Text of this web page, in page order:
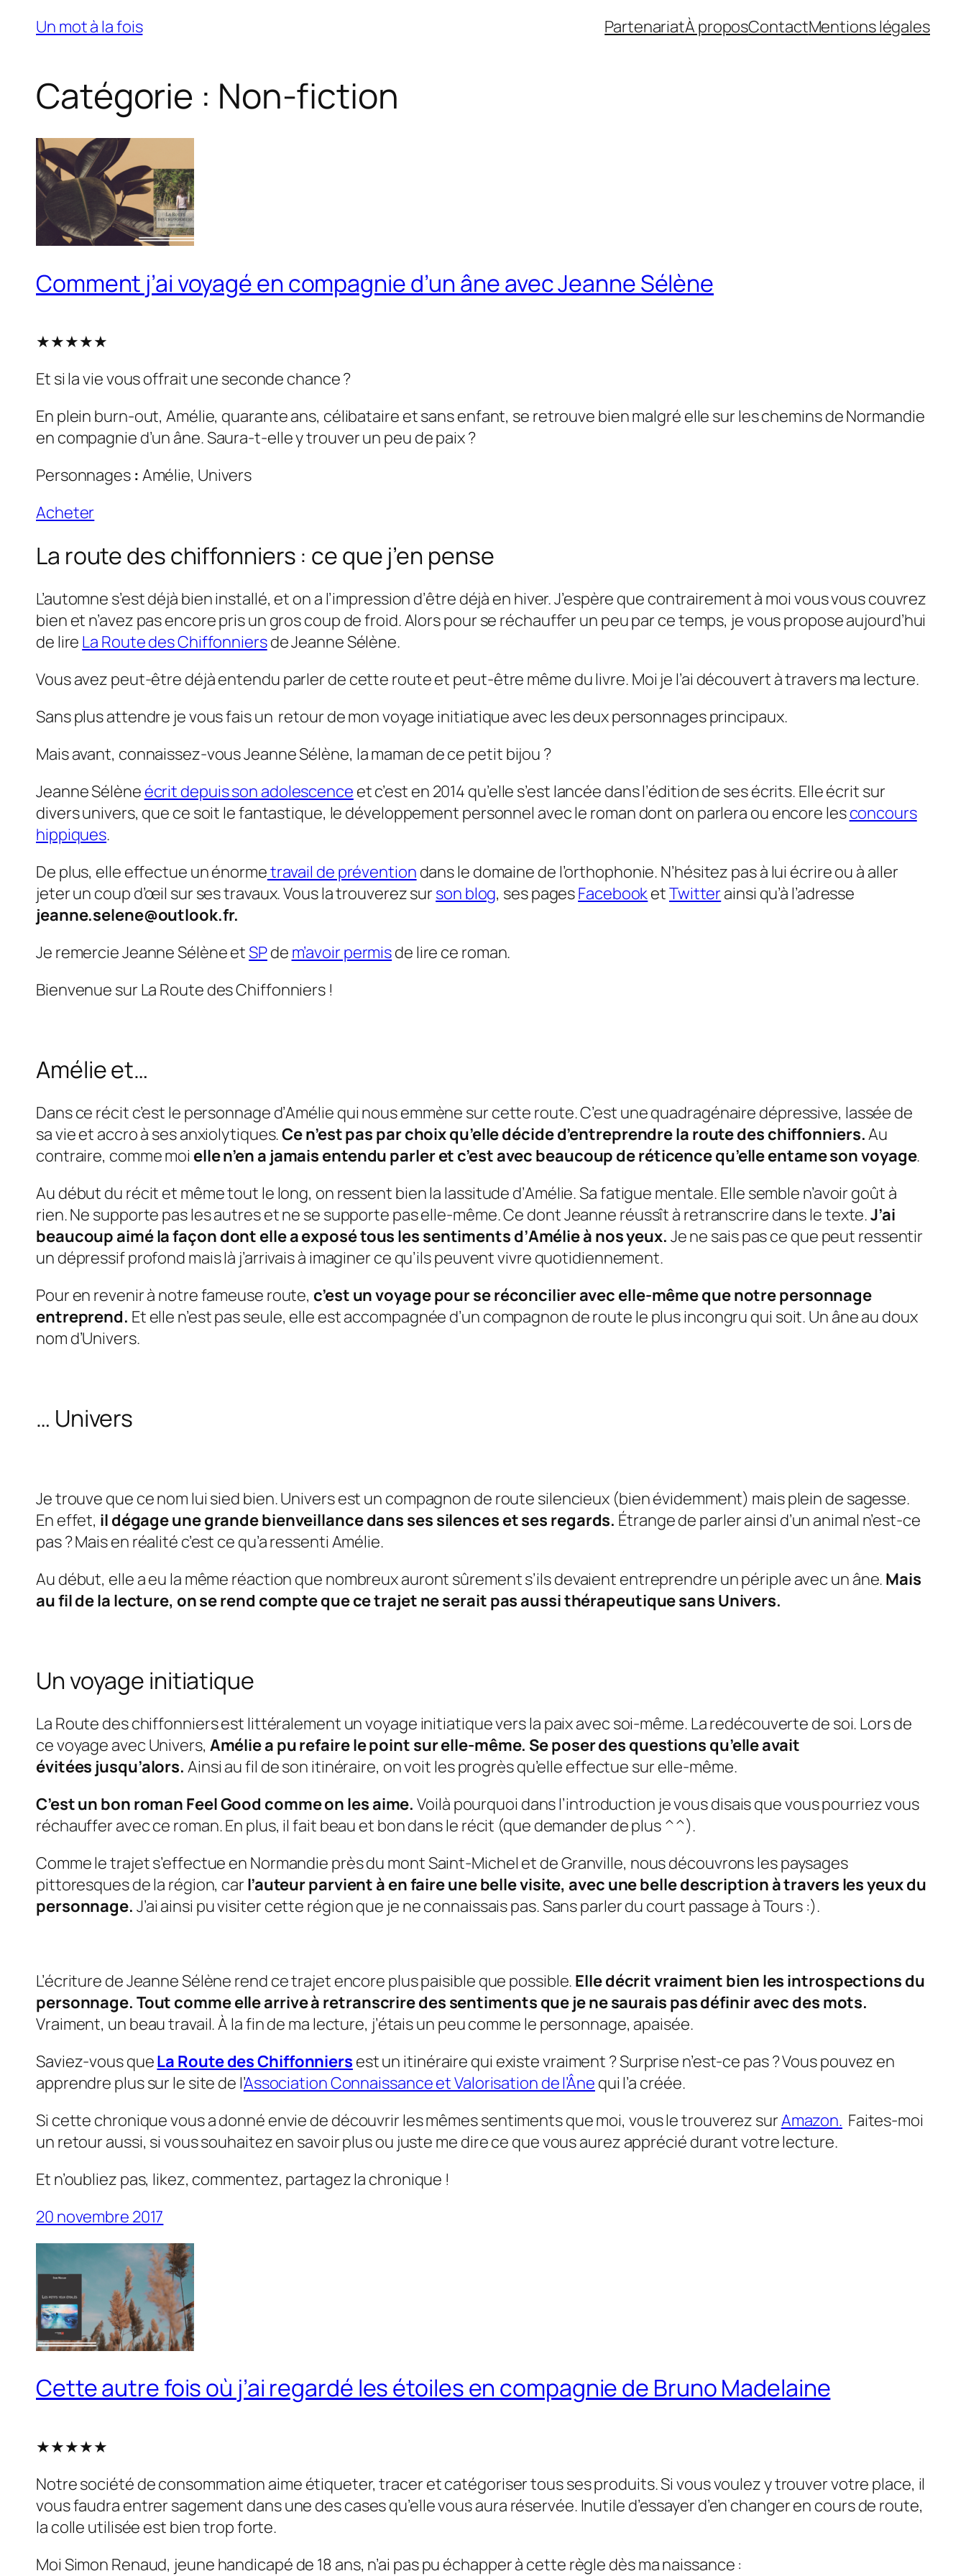
Un mot à la fois PartenariatÀ proposContactMentions légales
Catégorie : Non-fiction
Comment j’ai voyagé en compagnie d’un âne avec Jeanne Sélène
★★★★★
Et si la vie vous offrait une seconde chance ?
En plein burn-out, Amélie, quarante ans, célibataire et sans enfant, se retrouve bien malgré elle sur les chemins de Normandie
en compagnie d’un âne. Saura-t-elle y trouver un peu de paix ?
Personnages : Amélie, Univers
Acheter
La route des chiffonniers : ce que j’en pense
L’automne s’est déjà bien installé, et on a l’impression d’être déjà en hiver. J’espère que contrairement à moi vous vous couvrez
bien et n’avez pas encore pris un gros coup de froid. Alors pour se réchauffer un peu par ce temps, je vous propose aujourd’hui
de lire La Route des Chiffonniersde Jeanne Sélène.
Vous avez peut-être déjà entendu parler de cette route et peut-être même du livre. Moi je l’ai découvert à travers ma lecture.
Sans plus attendre je vous fais un retour de mon voyage initiatique avec les deux personnages principaux.
Mais avant, connaissez-vous Jeanne Sélène, la maman de ce petit bijou ?
Jeanne Sélène écrit depuis son adolescence et c’est en 2014 qu’elle s’est lancée dans l’édition de ses écrits. Elle écrit sur
divers univers, que ce soit le fantastique, le développement personnel avec le roman dont on parlera ou encore lesconcours
hippiques.
De plus, elle effectue un énormetravail de prévention dans le domaine de l’orthophonie. N’hésitez pas à lui écrire ou à aller
jeter un coup d’œil sur ses travaux. Vous la trouverez sur son blog, ses pagesFacebooketTwitterainsi qu’à l’adresse
jeanne.selene@outlook.fr.
Je remercie Jeanne Sélène etSPde m’avoir permisde lire ce roman.
Bienvenue sur La Route des Chiffonniers !
Amélie et…
Dans ce récit c’est le personnage d’Amélie qui nous emmène sur cette route. C’est une quadragénaire dépressive, lassée de
sa vie et accro à ses anxiolytiques.Ce n’est pas par choix qu’elle décide d’entreprendre la route des chiffonniers.Au
contraire, comme moi elle n’en a jamais entendu parler et c’est avec beaucoup de réticence qu’elle entame son voyage.
Au début du récit et même tout le long, on ressent bien la lassitude d’Amélie. Sa fatigue mentale. Elle semble n’avoir goût à
rien. Ne supporte pas les autres et ne se supporte pas elle-même. Ce dont Jeanne réussît à retranscrire dans le texte.J’ai
beaucoup aimé la façon dont elle a exposé tous les sentiments d’Amélieà nos yeux. Je ne sais pas ce que peut ressentir
un dépressif profond mais là j’arrivais à imaginer ce qu’ils peuvent vivre quotidiennement.
Pour en revenir à notre fameuse route, c’est un voyage pour se réconcilier avec elle-même que notre personnage
entreprend. Et elle n’est pas seule, elle est accompagnée d’un compagnon de route le plus incongru qui soit. Un âne au doux
nom d’Univers.
… Univers
Je trouve que ce nom lui sied bien.Universest un compagnon de route silencieux (bien évidemment) mais plein de sagesse.
En effet, il dégage une grande bienveillance dans ses silences et ses regards. Étrange de parler ainsi d’un animal n’est-ce
pas ? Mais en réalité c’est ce qu’a ressenti Amélie.
Au début, elle a eu la même réaction que nombreux auront sûrement s’ils devaient entreprendre un périple avec un âne. Mais
au fil de la lecture, on se rend compte que ce trajet ne serait pas aussi thérapeutique sans Univers.
Un voyage initiatique
La Route des chiffonniers est littéralement un voyage initiatique vers la paix avec soi-même. La redécouverte de soi. Lors de
ce voyage avec Univers, Amélie a pu refaire le point sur elle-même. Se poser des questions qu’elle avait
évitées jusqu’alors. Ainsi au fil de son itinéraire, on voit les progrès qu’elle effectue sur elle-même.
C’est un bon roman Feel Good comme on les aime. Voilà pourquoi dans l’introduction je vous disais que vous pourriez vous
réchauffer avec ce roman. En plus, il fait beau et bon dans le récit (que demander de plus ^^).
Comme le trajet s’effectue en Normandie près du mont Saint-Michel et de Granville, nous découvrons les paysages
pittoresques de la région, car l’auteur parvient à en faire une belle visite, avec une belle description à travers les yeux du
personnage. J’ai ainsi pu visiter cette région que je ne connaissais pas. Sans parler du court passage à Tours :).
L’écriture de Jeanne Sélène rend ce trajet encore plus paisible que possible. Elle décrit vraiment bien les introspections du
personnage. Tout comme elle arrive à retranscrire des sentiments que je ne saurais pas définir avec des mots.
Vraiment, un beau travail. À la fin de ma lecture, j’étais un peu comme le personnage, apaisée.
Saviez-vous queLa Route des Chiffonniers est un itinéraire qui existe vraiment ? Surprise n’est-ce pas ? Vous pouvez en
apprendre plus sur le site de l’Association Connaissance et Valorisation de l’Âne qui l’a créée.
Si cette chronique vous a donné envie de découvrir les mêmes sentiments que moi, vous le trouverez surAmazon. Faites-moi
un retour aussi, si vous souhaitez en savoir plus ou juste me dire ce que vous aurez apprécié durant votre lecture.
Et n’oubliez pas, likez, commentez, partagez la chronique !
20 novembre 2017
Cette autre fois où j’ai regardé les étoiles en compagnie de Bruno Madelaine
★★★★★
Notre société de consommation aime étiqueter, tracer et catégoriser tous ses produits. Si vous voulez y trouver votre place, il
vous faudra entrer sagement dans une des cases qu’elle vous aura réservée. Inutile d’essayer d’en changer en cours de route,
la colle utilisée est bien trop forte.
Moi Simon Renaud, jeune handicapé de 18 ans, n’ai pas pu échapper à cette règle dès ma naissance :